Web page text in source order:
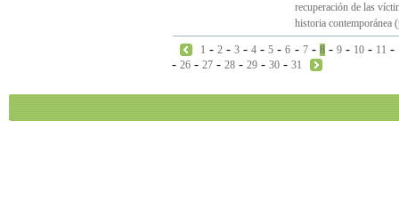
recuperación de las
historia contemporánea
1 -2 -3 -4 -5 -6 - 7- 8- 9- 10- 11 -
- 26 - 27 - 28 - 29 - 30 - 31